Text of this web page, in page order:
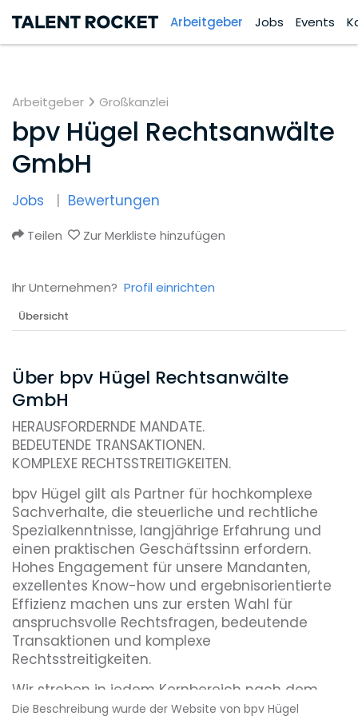
Arbeitgeber Jobs Events
Arbeitgeber Großkanzlei
bpv Hügel Rechtsanwälte
GmbH
Jobs Bewertungen
Teilen Zur Merkliste hinzufügen
Ihr Unternehmen? Profil einrichten
Übersicht
Über bpv Hügel Rechtsanwälte
GmbH
HERAUSFORDERNDE MANDATE.
BEDEUTENDE TRANSAKTIONEN.
KOMPLEXE RECHTSSTREITIGKEITEN.
bpv Hügel gilt als Partner für hochkomplexe
Sachverhalte, die steuerliche und rechtliche
Spezialkenntnisse, langjährige Erfahrung und
einen praktischen Geschäftssinn erfordern.
Hohes Engagement für unsere Mandanten,
exzellentes Know-how und ergebnisorientierte
Effizienz machen uns zur ersten Wahl für
anspruchsvolle Rechtsfragen, bedeutende
Transaktionen und komplexe
Rechtsstreitigkeiten.
Wir streben in jedem Kernbereich nach dem
höchsten Beratungsstandard und gehören
Die Beschreibung wurde der Website von bpv Hügel